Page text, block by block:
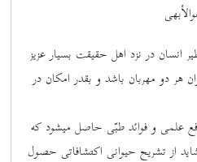
انسان در نزد اهل حقیقت بسیار عزیز
هر دو مهربان باشد و بقدر امکان در
علمی و فوائد طبّی حاصل میشود که
از تشریح حیوانی اکتشافاتی حصول